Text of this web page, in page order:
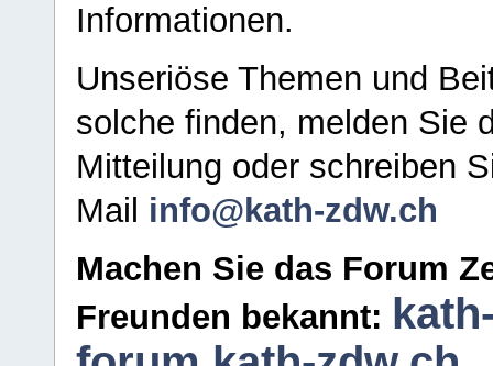
Informationen.
Unseriöse Themen und
solche finden, melden Sie
Mitteilung oder schreiben
Mail info@kath-zdw.ch
Machen Sie das Forum
Freunden bekannt: